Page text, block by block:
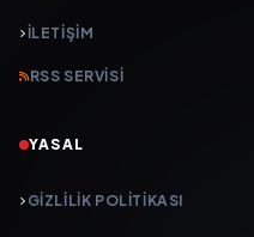
İLETIŞIM
RSS SERVISI
YASAL
GIZLILIK POLITIKASI